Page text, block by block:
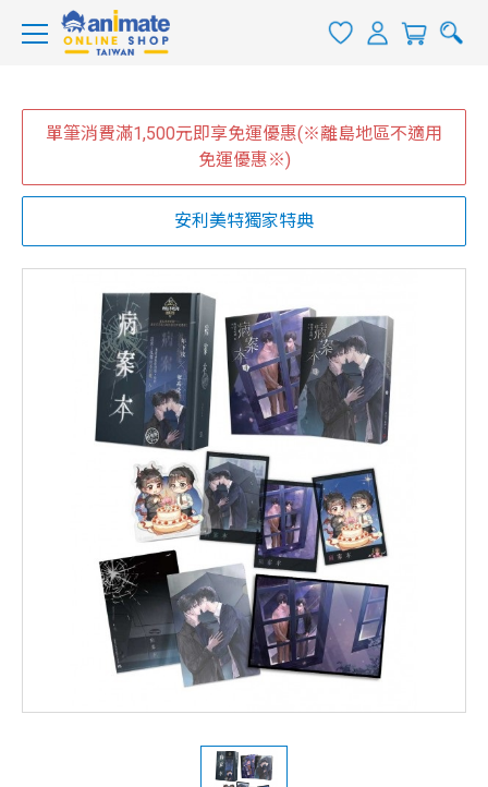
單筆消費滿1,500元即享免運優惠(※離島地區不適用
免運優惠※)
安利美特獨家特典